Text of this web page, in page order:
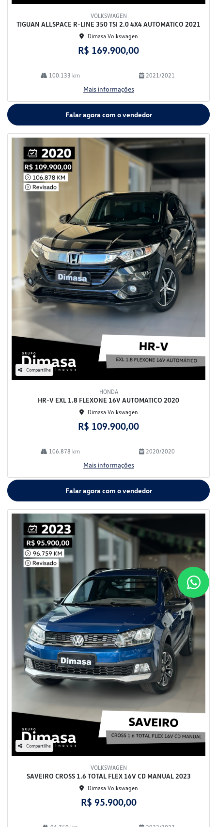
VOLKSWAGEN
TIGUAN ALLSPACE R-LINE 350 TSI 2.0 4X4 AUTOMATICO 2021
Dimasa Volkswagen
R$ 169.900,00
100.133 km 2021/2021
Mais informações
Falar agora com o vendedor
Compartilhe
HONDA
HR-V EXL 1.8 FLEXONE 16V AUTOMATICO 2020
Dimasa Volkswagen
R$ 109.900,00
106.878 km 2020/2020
Mais informações
Falar agora com o vendedor
Compartilhe
VOLKSWAGEN
SAVEIRO CROSS 1.6 TOTAL FLEX 16V CD MANUAL 2023
Dimasa Volkswagen
R$ 95.900,00